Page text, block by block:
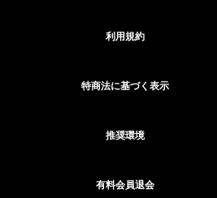
利用規約
特商法に基づく表示
推奨環境
有料会員退会